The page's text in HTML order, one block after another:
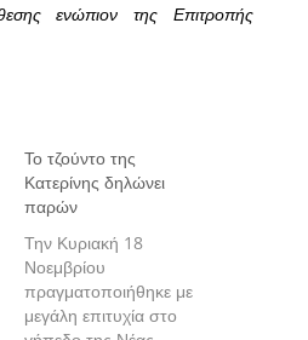
ενώπιον της Επιτροπής
Το τζούντο της
Κατερίνης δηλώνει
παρών
Την Κυριακή 18
Νοεμβρίου
πραγματοποιήθηκε με
μεγάλη επιτυχία στο